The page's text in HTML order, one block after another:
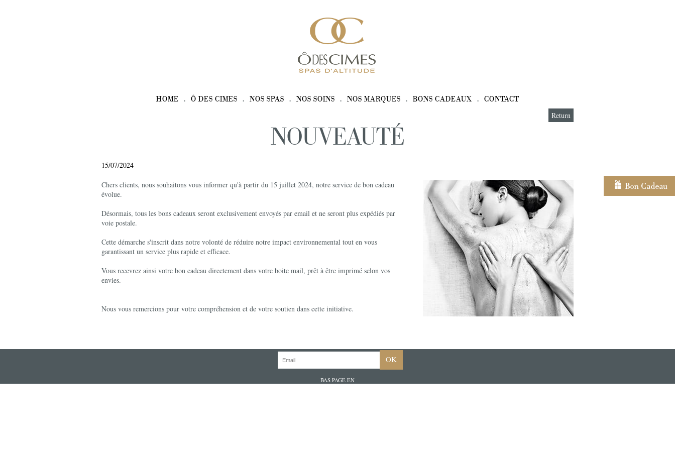
HOME Ô DES CIMES NOS SPAS NOS SOINS NOS MARQUES BONS CADEAUX
CONTACT
Return
NOUVEAUTÉ
15/07/2024
Chers clients, nous souhaitons vous informer qu'à partir du 15 juillet 2024, notre service de bon cadeau
évolue.
Désormais, tous les bons cadeaux seront exclusivement envoyés par email et ne seront plus expédiés par
voie postale.
Cette démarche s'inscrit dans notre volonté de réduire notre impact environnemental tout en vous
garantissant un service plus rapide et efficace.
Vous recevrez ainsi votre bon cadeau directement dans votre boite mail, prêt à être imprimé selon vos
envies.
Nous vous remercions pour votre compréhension et de votre soutien dans cette initiative.
OK
BAS PAGE EN